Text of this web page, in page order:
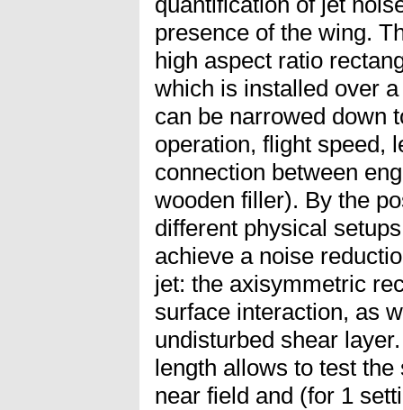
presence of the wing.
high aspect ratio
which is installed over
can be narrowed down
operation, flight speed,
connection between
wooden filler). By the
different physical
achieve a noise
jet: the axisymmetric
surface interaction, as
undisturbed shear
length allows to test
near field and (for 1